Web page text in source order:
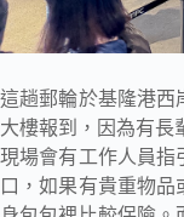
這趟郵輪於基隆港西
大樓報到，因為有長
現場會有工作人員指
口，如果有貴重物